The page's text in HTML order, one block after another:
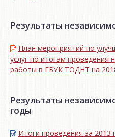
Результаты
План мероприятий по
услуг по итогам проведения
работы в ГБУК ТОДНТ на
Результаты
годы
Итоги проведения за 2013